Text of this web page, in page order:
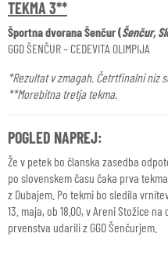
TEKMA 3**
Športna dvorana Šenčur (Šenčur,
GGD ŠENČUR – CEDEVITA OLIMPIJA
*Rezultat v zmagah. Četrtfinalni niz
**Morebitna tretja tekma.
POGLED NAPREJ:
Že v petek bo članska zasedba
po slovenskem času čaka prva
z Dubajem. Po tekmi bo sledila
13. maja, ob 18.00, v Areni Stožice
prvenstva udarili z GGD Šenčurjem.